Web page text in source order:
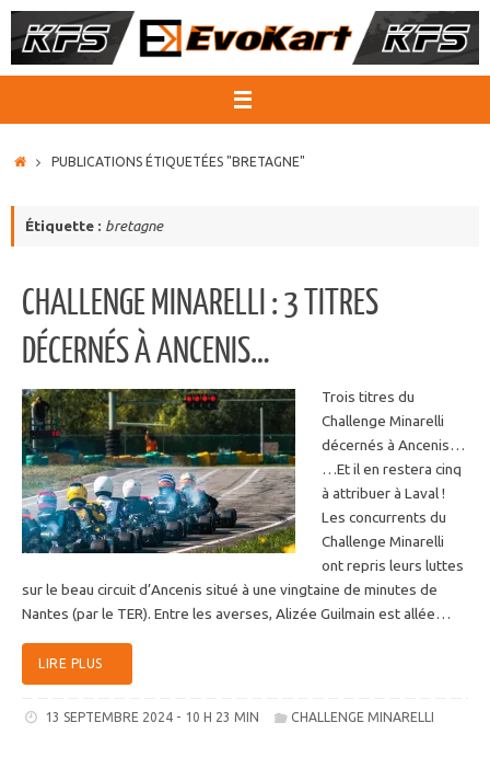
Passer
au
ACCUEIL
PUBLICATIONS ÉTIQUETÉES "BRETAGNE"
Étiquette : bretagne
CHALLENGE MINARELLI : 3 TITRES
DÉCERNÉS À ANCENIS…
Trois titres du
Challenge Minarelli
décernés à Ancenis…
…Et il en restera cinq
à attribuer à Laval !
Les concurrents du
Challenge Minarelli
ont repris leurs luttes
sur le beau circuit d’Ancenis situé à une vingtaine de minutes de
Nantes (par le TER). Entre les averses, Alizée Guilmain est allée…
LIRE PLUS
13 SEPTEMBRE 2024 - 10 H 23 MIN CHALLENGE MINARELLI